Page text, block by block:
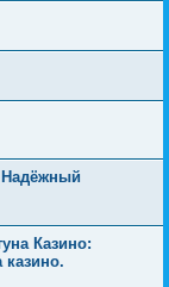
Надёжный
Казино: